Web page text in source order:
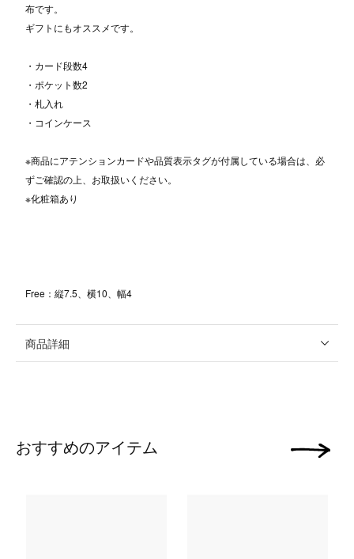
布です。
ギフトにもオススメです。
・カード段数4
・ポケット数2
・札入れ
・コインケース
※商品にアテンションカードや品質表示タグが付属している場合は、必
ずご確認の上、お取扱いください。
※化粧箱あり
Free：縦7.5、横10、幅4
商品詳細
おすすめのアイテム 次の画像